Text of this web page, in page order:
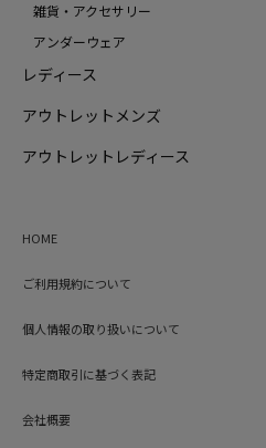
雑貨・アクセサリー
アンダーウェア
レディース
アウトレットメンズ
アウトレットレディース
HOME
ご利用規約について
個人情報の取り扱いについて
特定商取引に基づく表記
会社概要